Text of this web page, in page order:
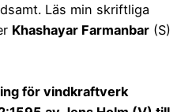
Läs min skriftliga
Khashayar Farmanbar (S)
för vindkraftverk